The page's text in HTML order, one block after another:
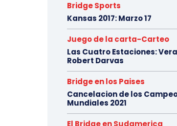
Bridge Sports
Kansas 2017: Marzo 17
Juego de la carta-Carteo
Las Cuatro Estaciones:
Robert Darvas
Bridge en los Paises
Cancelacion de los
Mundiales 2021
El Bridge en Sudamerica